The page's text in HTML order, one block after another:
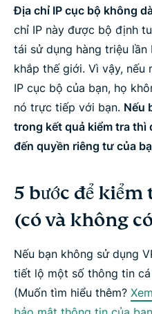
Địa chỉ IP cục bộ không
chỉ IP này được bộ định
tái sử dụng hàng triệu
khắp thế giới. Vì vậy,
IP cục bộ của bạn, họ
nó trực tiếp với bạn. Nếu
trong kết quả kiểm tra thì
đến quyền riêng tư của
5 bước để
(có và không
Nếu bạn không sử dụng
tiết lộ một số thông tin
(Muốn tìm hiểu thêm?